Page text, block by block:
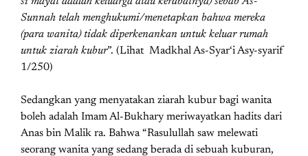
Sunnah telah menghukumi/menetapkan bahwa mereka
(para wanita) tidak diperkenankan untuk keluar rumah
untuk ziarah kubur”. (Lihat Madkhal As-Syar‘i Asy-syarif
1/250)
Sedangkan yang menyatakan ziarah kubur bagi wanita
boleh adalah Imam Al-Bukhary meriwayatkan hadits dari
Anas bin Malik ra. Bahwa “Rasulullah saw melewati
seorang wanita yang sedang berada di sebuah kuburan,